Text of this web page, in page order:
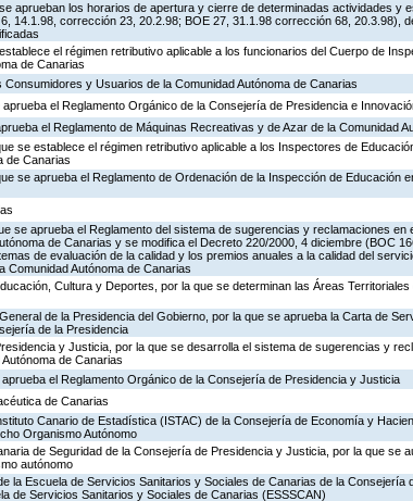
aprueban los horarios de apertura y cierre de determinadas actividades y
14.1.98, corrección 23, 20.2.98; BOE 27, 31.1.98 corrección 68, 20.3.98),
el régimen retributivo aplicable a los funcionarios del Cuerpo de
de Canarias
Consumidores y Usuarios de la Comunidad Autónoma de Canarias
el Reglamento Orgánico de la Consejería de Presidencia e
el Reglamento de Máquinas Recreativas y de Azar de la Comunidad
se establece el régimen retributivo aplicable a los Inspectores de
de Canarias
se aprueba el Reglamento de Ordenación de la Inspección de Educación
se aprueba el Reglamento del sistema de sugerencias y reclamaciones en
de Canarias y se modifica el Decreto 220/2000, 4 diciembre (BOC
de evaluación de la calidad y los premios anuales a la calidad del
Comunidad Autónoma de Canarias
Cultura y Deportes, por la que se determinan las Áreas Territoriales
de la Presidencia del Gobierno, por la que se aprueba la Carta de
de la Presidencia
y Justicia, por la que se desarrolla el sistema de sugerencias y
de Canarias
el Reglamento Orgánico de la Consejería de Presidencia y Justicia
de Canarias
Canario de Estadística (ISTAC) de la Consejería de Economía y
Organismo Autónomo
de Seguridad de la Consejería de Presidencia y Justicia, por la que se
autónomo
la Escuela de Servicios Sanitarios y Sociales de Canarias de la Consejería
de Servicios Sanitarios y Sociales de Canarias (ESSSCAN)